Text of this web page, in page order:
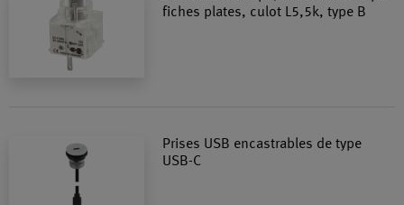
fiches plates, culot L5,5k, type B
Prises USB encastrables de type
USB-C